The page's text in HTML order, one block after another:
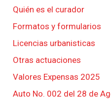
Quién es el curador
Formatos y formularios
Licencias urbanisticas
Otras actuaciones
Valores Expensas 2025
Auto No. 002 del 28 de